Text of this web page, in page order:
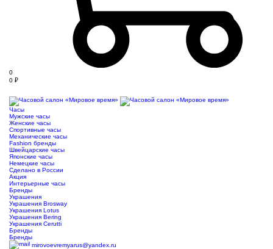
0
0 ₽
Часы
Мужские часы
Женские часы
Спортивные часы
Механические часы
Fashion бренды
Швейцарские часы
Японские часы
Немецкие часы
Сделано в России
Акция
Интерьерные часы
Бренды
Украшения
Украшения Brosway
Украшения Lotus
Украшения Bering
Украшения Cerutti
Бренды
Бренды
mirovoevremyarus@yandex.ru